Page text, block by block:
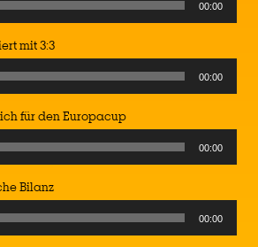
00:00
mit 3:3
00:00
für den Europacup
00:00
Bilanz
00:00